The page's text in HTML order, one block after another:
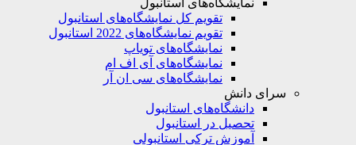
تقویم کل نمایشگاه‌های استانبول
تقویم نمایشگاه‌های 2022 استانبول
نمایشگاه‌های تویاپ
نمایشگاه‌های آی اف ام
نمایشگاه‌های سی ان آر
سرای دانش
دانشگاه‌های استانبول
تحصیل در استانبول
آموزش ترکی استانبولی